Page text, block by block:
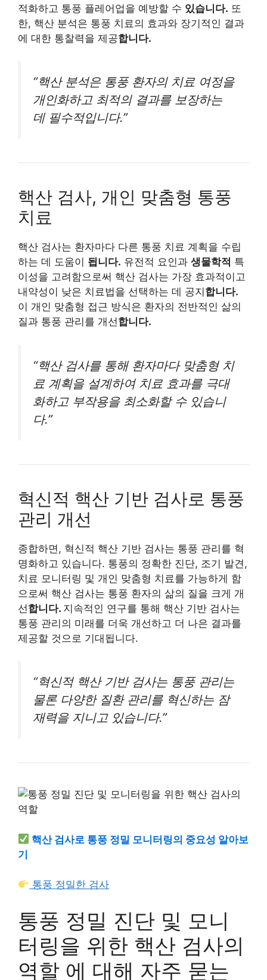
적화하고 통풍 플레어업을 예방할 수 있습니다. 또
한, 핵산 분석은 통풍 치료의 효과와 장기적인 결과
에 대한 통찰력을 제공합니다.
“핵산 분석은 통풍 환자의 치료 여정을
개인화하고 최적의 결과를 보장하는
데 필수적입니다.”
핵산 검사, 개인 맞춤형 통풍
치료
핵산 검사는 환자마다 다른 통풍 치료 계획을 수립
하는 데 도움이 됩니다. 유전적 요인과 생물학적 특
이성을 고려함으로써 핵산 검사는 가장 효과적이고
내약성이 낮은 치료법을 선택하는 데 공지 합니다.
이 개인 맞춤형 접근 방식은 환자의 전반적인 삶의
질과 통풍 관리를 개선합니다.
“핵산 검사를 통해 환자마다 맞춤형 치
료 계획을 설계하여 치료 효과를 극대
화하고 부작용을 최소화할 수 있습니
다.”
혁신적 핵산 기반 검사로 통풍
관리 개선
종합하면, 혁신적 핵산 기반 검사는 통풍 관리를 혁
명화하고 있습니다. 통풍의 정확한 진단, 조기 발견,
치료 모니터링 및 개인 맞춤형 치료를 가능하게 함
으로써 핵산 검사는 통풍 환자의 삶의 질을 크게 개
선합니다. 지속적인 연구를 통해 핵산 기반 검사는
통풍 관리의 미래를 더욱 개선하고 더 나은 결과를
제공할 것으로 기대됩니다.
“혁신적 핵산 기반 검사는 통풍 관리는
물론 다양한 질환 관리를 혁신하는 잠
재력을 지니고 있습니다.”
핵산 검사로 통풍 정밀 모니터링의 중요성 알아보
기
통풍 정밀한 검사
통풍 정밀 진단 및 모니
터링을 위한 핵산 검사의
역할 에 대해 자주 묻는